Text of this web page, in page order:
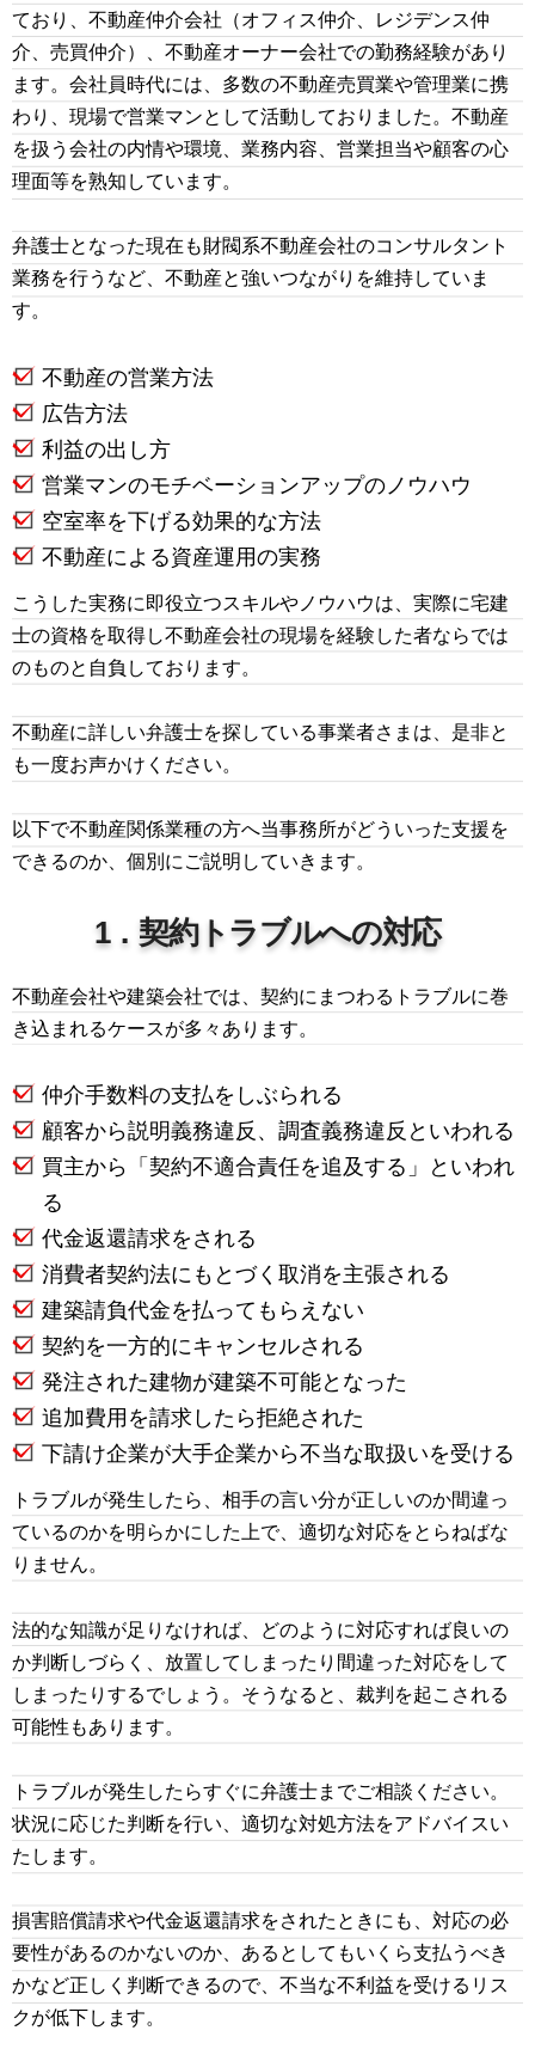
ており、不動産仲介会社（オフィス仲介、レジデンス仲
介、売買仲介）、不動産オーナー会社での勤務経験があり
ます。会社員時代には、多数の不動産売買業や管理業に携
わり、現場で営業マンとして活動しておりました。不動産
を扱う会社の内情や環境、業務内容、営業担当や顧客の心
理面等を熟知しています。
弁護士となった現在も財閥系不動産会社のコンサルタント
業務を行うなど、不動産と強いつながりを維持していま
す。
不動産の営業方法
広告方法
利益の出し方
営業マンのモチベーションアップのノウハウ
空室率を下げる効果的な方法
不動産による資産運用の実務
こうした実務に即役立つスキルやノウハウは、実際に宅建
士の資格を取得し不動産会社の現場を経験した者ならでは
のものと自負しております。
不動産に詳しい弁護士を探している事業者さまは、是非と
も一度お声かけください。
以下で不動産関係業種の方へ当事務所がどういった支援を
できるのか、個別にご説明していきます。
1．契約トラブルへの対応
不動産会社や建築会社では、契約にまつわるトラブルに巻
き込まれるケースが多々あります。
仲介手数料の支払をしぶられる
顧客から説明義務違反、調査義務違反といわれる
買主から「契約不適合責任を追及する」といわれ
る
代金返還請求をされる
消費者契約法にもとづく取消を主張される
建築請負代金を払ってもらえない
契約を一方的にキャンセルされる
発注された建物が建築不可能となった
追加費用を請求したら拒絶された
下請け企業が大手企業から不当な取扱いを受ける
トラブルが発生したら、相手の言い分が正しいのか間違っ
ているのかを明らかにした上で、適切な対応をとらねばな
りません。
法的な知識が足りなければ、どのように対応すれば良いの
か判断しづらく、放置してしまったり間違った対応をして
しまったりするでしょう。そうなると、裁判を起こされる
可能性もあります。
トラブルが発生したらすぐに弁護士までご相談ください。
状況に応じた判断を行い、適切な対処方法をアドバイスい
たします。
損害賠償請求や代金返還請求をされたときにも、対応の必
要性があるのかないのか、あるとしてもいくら支払うべき
かなど正しく判断できるので、不当な不利益を受けるリス
クが低下します。